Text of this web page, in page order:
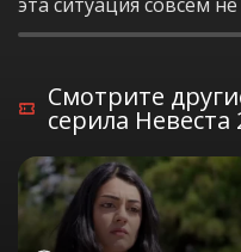
Смотрите
серила Невеста